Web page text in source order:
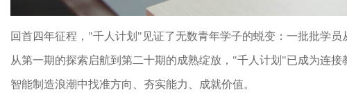
回首四年征程，"千人计划"见证了无数青年学子的蜕变：一批批学
从第一期的探索启航到第二十期的成熟绽放，"千人计划"已成为连
智能制造浪潮中找准方向、夯实能力、成就价值。